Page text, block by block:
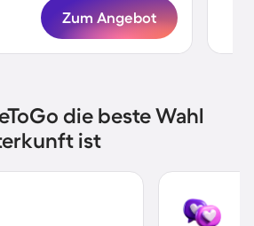
Zum Angebot
die beste Wahl
ist